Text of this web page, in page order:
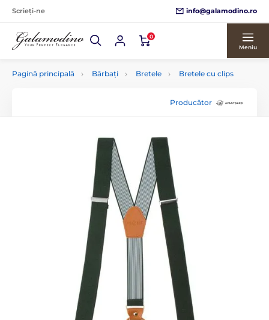
Scrieți-ne info@galamodino.ro
0
Meniu
Pagină principală Bărbați Bretele Bretele cu clips
Producător